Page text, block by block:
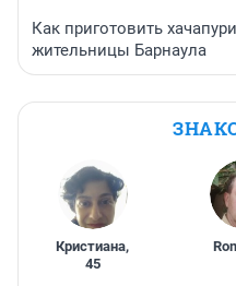
Как приготовить
жительницы Барнаула
Кристиана,
45